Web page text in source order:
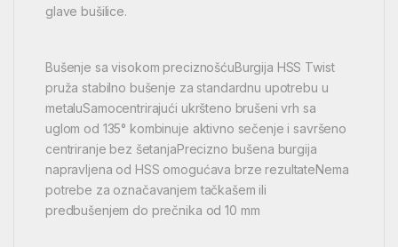
glave bušilice.
Bušenje sa visokom preciznošćuBurgija HSS Twist
pruža stabilno bušenje za standardnu upotrebu u
metaluSamocentrirajući ukršteno brušeni vrh sa
uglom od 135° kombinuje aktivno sečenje i savršeno
centriranje bez šetanjaPrecizno bušena burgija
napravljena od HSS omogućava brze rezultateNema
potrebe za označavanjem tačkašem ili
predbušenjem do prečnika od 10 mm